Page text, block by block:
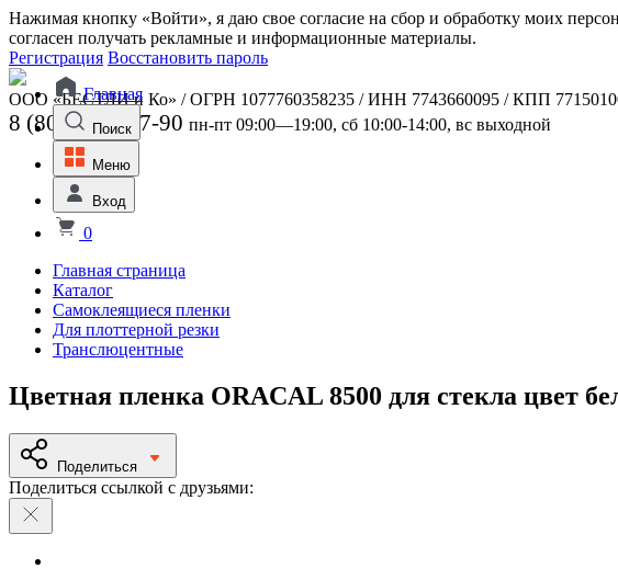
Нажимая кнопку «Войти», я даю свое согласие на сбор и обработку моих
согласен получать рекламные и информационные материалы.
Регистрация Восстановить пароль
ООО «БЕСТЛИ и Ко» / ОГРН 1077760358235 / ИНН 7743660095 / КПП
8 (800) 301-07-90 пн-пт 09:00—19:00, сб 10:00-14:00, вс выходной
Главная
Поиск
Меню
Вход
0
Главная страница
Каталог
Самоклеящиеся пленки
Для плоттерной резки
Транслюцентные
Цветная пленка ORACAL 8500 для стекла цвет
Поделиться
Поделиться ссылкой с друзьями: